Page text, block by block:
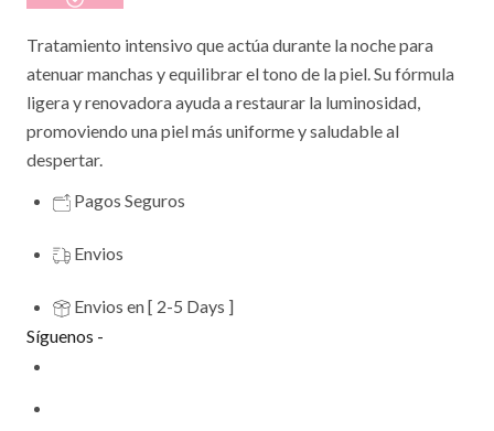
Tratamiento intensivo que actúa durante la noche para
atenuar manchas y equilibrar el tono de la piel. Su fórmula
ligera y renovadora ayuda a restaurar la luminosidad,
promoviendo una piel más uniforme y saludable al
despertar.
Pagos Seguros
Envios
Envios en [ 2-5 Days ]
Síguenos -